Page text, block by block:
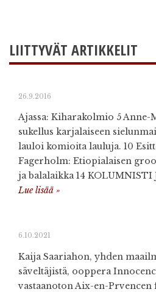
LIITTYVÄT ARTIKKELIT
26.9.2016
Ajassa: Kiharakolmio 5
sukellus karjalaiseen
lauloi komioita lauluja. 10
Fagerholm: Etiopialaisen
ja balalaikka 14 KOLUMNISTI
Lue lisää »
6.10.2021
Kaija Saariahon, yhden
säveltäjistä, ooppera
vastaanoton Aix-en-Prvencen